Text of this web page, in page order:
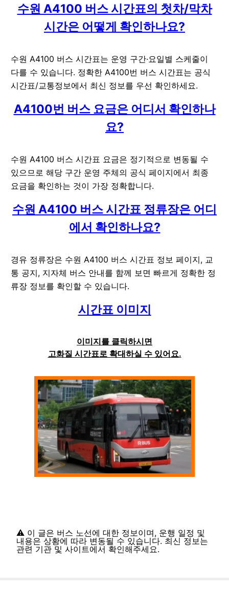
수원 A4100 버스 시간표의 첫차/막차
시간은 어떻게 확인하나요?
수원 A4100 버스 시간표는 운영 구간·요일별 스케줄이
다를 수 있습니다. 정확한 A4100번 버스 시간표는 공식
시간표/교통정보에서 최신 정보를 우선 확인하세요.
A4100번 버스 요금은 어디서 확인하나
요?
수원 A4100 버스 시간표 요금은 정기적으로 변동될 수
있으므로 해당 구간 운영 주체의 공식 페이지에서 최종
요금을 확인하는 것이 가장 정확합니다.
수원 A4100 버스 시간표 정류장은 어디
에서 확인하나요?
경유 정류장은 수원 A4100 버스 시간표 정보 페이지, 교
통 공지, 지자체 버스 안내를 함께 보면 빠르게 정확한 정
류장 정보를 확인할 수 있습니다.
시간표 이미지
이미지를 클릭하시면
고화질 시간표로 확대하실 수 있어요.
⚠️ 이 글은 버스 노선에 대한 정보이며, 운행 일정 및
내용은 상황에 따라 변동될 수 있습니다. 최신 정보는
관련 기관 및 사이트에서 확인해주세요.